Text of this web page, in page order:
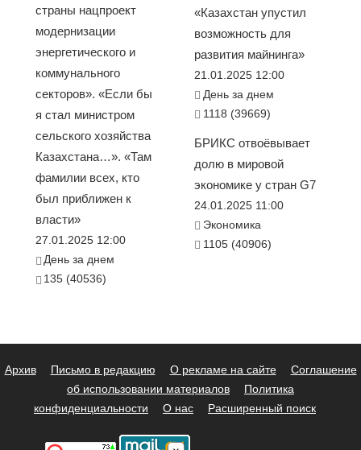
страны нацпроект
модернизации
энергетического и
коммунального
секторов». «Если бы
я стал министром
сельского хозяйства
Казахстана…». «Там
фамилии всех, кто
был приближен к
власти»
27.01.2025 12:00
День за днем
135 (40536)
«Казахстан упустил
возможность для
развития майнинга»
21.01.2025 12:00
День за днем
1118 (39669)
БРИКС отвоёвывает
долю в мировой
экономике у стран G7
24.01.2025 11:00
Экономика
1105 (40906)
Архив Письмо в редакцию О рекламе на сайте
Соглашение
об использовании материалов
Политика
конфиденциальности
О нас Расширенный поиск